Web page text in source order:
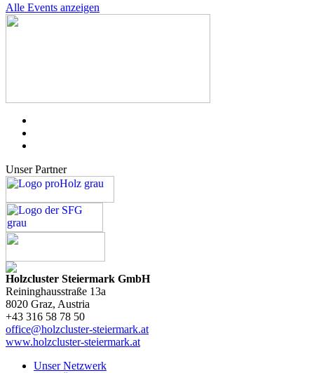
Alle Events anzeigen
Unser Partner
Holzcluster Steiermark GmbH
Reininghausstraße 13a
8020 Graz, Austria
+43 316 58 78 50
office@holzcluster-steiermark.at
www.holzcluster-steiermark.at
Unser Netzwerk